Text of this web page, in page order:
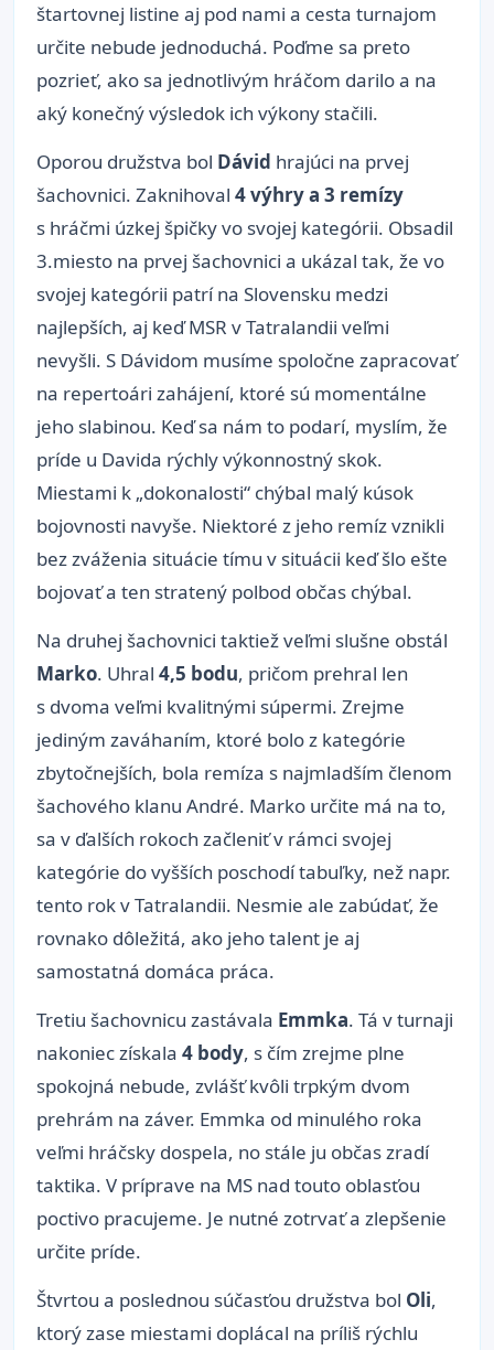
štartovnej listine aj pod nami a cesta turnajom
určite nebude jednoduchá. Poďme sa preto
pozrieť, ako sa jednotlivým hráčom darilo a na
aký konečný výsledok ich výkony stačili.
Oporou družstva bol Dávid hrajúci na prvej
šachovnici. Zaknihoval 4 výhry a 3 remízy
s hráčmi úzkej špičky vo svojej kategórii. Obsadil
3.miesto na prvej šachovnici a ukázal tak, že vo
svojej kategórii patrí na Slovensku medzi
najlepších, aj keď MSR v Tatralandii veľmi
nevyšli. S Dávidom musíme spoločne zapracovať
na repertoári zahájení, ktoré sú momentálne
jeho slabinou. Keď sa nám to podarí, myslím, že
príde u Davida rýchly výkonnostný skok.
Miestami k „dokonalosti“ chýbal malý kúsok
bojovnosti navyše. Niektoré z jeho remíz vznikli
bez zváženia situácie tímu v situácii keď šlo ešte
bojovať a ten stratený polbod občas chýbal.
Na druhej šachovnici taktiež veľmi slušne obstál
Marko. Uhral 4,5 bodu, pričom prehral len
s dvoma veľmi kvalitnými súpermi. Zrejme
jediným zaváhaním, ktoré bolo z kategórie
zbytočnejších, bola remíza s najmladším členom
šachového klanu André. Marko určite má na to,
sa v ďalších rokoch začleniť v rámci svojej
kategórie do vyšších poschodí tabuľky, než napr.
tento rok v Tatralandii. Nesmie ale zabúdať, že
rovnako dôležitá, ako jeho talent je aj
samostatná domáca práca.
Tretiu šachovnicu zastávala Emmka. Tá v turnaji
nakoniec získala 4 body, s čím zrejme plne
spokojná nebude, zvlášť kvôli trpkým dvom
prehrám na záver. Emmka od minulého roka
veľmi hráčsky dospela, no stále ju občas zradí
taktika. V príprave na MS nad touto oblasťou
poctivo pracujeme. Je nutné zotrvať a zlepšenie
určite príde.
Štvrtou a poslednou súčasťou družstva bol Oli,
ktorý zase miestami doplácal na príliš rýchlu